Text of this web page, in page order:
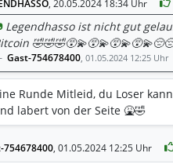
, 20.05.2024 18:34 Uhr
Legendhasso ist nicht gut
Gast-754678400, 01.05.2024 12:25 Uhr
Runde Mitleid, du Loser
labert von der Seite 🤮🤣
754678400, 01.05.2024 12:25 Uhr